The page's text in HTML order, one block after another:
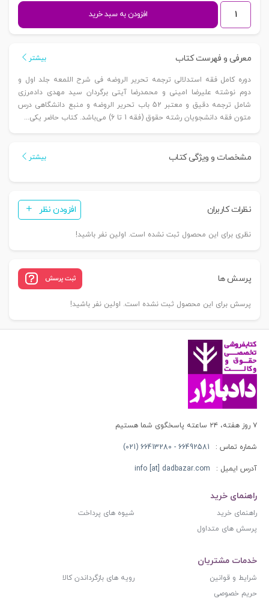
دوره
کامل
استدلالی
تحریر
الروضه
فی
-
دوم
|
افزودن به سبد خرید
معرفی و فهرست کتاب بیشتر
دوره کامل فقه استدلالی ترجمه تحریر الروضه فی شرح اللمعه جلد اول و
دوم نوشته علیرضا امینی و محمدرضا آیتی برگردان سید مهدی دادمرزی
شامل ترجمه دقیق و معتبر 52 باب تحریر الروضه و منبع دانشگاهی درس
متون فقه دانشجویان رشته حقوق (فقه 1 تا 6) می‌باشد. کتاب حاضر یکی...
مشخصات و ویژگی کتاب بیشتر
نظرات کاربران افزودن نظر
نظری برای این محصول ثبت نشده است. اولین نفر باشید!
پرسش ها ثبت پرسش
پرسش برای این محصول ثبت نشده است. اولین نفر باشید!
۷ روز هفته، ۲۴ ساعته پاسخگوی شما هستیم
شماره تماس : 66492581 - 66413280 (021)
آدرس ایمیل : info [at] dadbazar.com
راهنمای خرید
راهنمای خرید
شیوه های پرداخت
پرسش های متداول
خدمات مشتریان
شرایط و قوانین
رویه های بازگرداندن کالا
حریم خصوصی